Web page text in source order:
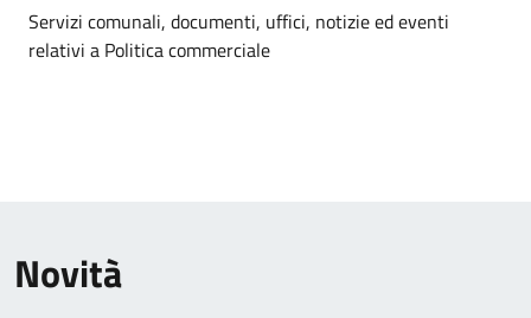
Dettagli dell'argomento
Servizi comunali, documenti, uffici, notizie ed eventi
relativi a Politica commerciale
Novità